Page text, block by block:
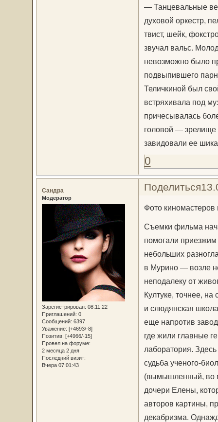
— Танцевальные
духовой оркестр,
твист, шейк,
звучал вальс.
невозможно было
подвыпившего
Теличкиной был
встряхивала под
причесывалась
головой —
завидовали ее
0
Поделиться
Сандра
Модератор
Зарегистрирован: 08.11.22
Приглашений: 0
Сообщений: 6397
Уважение: [+4693/-8]
Позитив: [+4966/-15]
Провел на форуме:
2 месяца 2 дня
Последний визит:
Вчера 07:01:43
Фото киномастеров
Съемки фильма
помогали
небольших
в Мурино — возле
неподалеку от
Култуке, точнее,
и слюдянская
еще напротив
где жили главные
лаборатория.
судьба ученого-
(вымышленный, во
дочери Елены,
авторов картины,
декабризма.